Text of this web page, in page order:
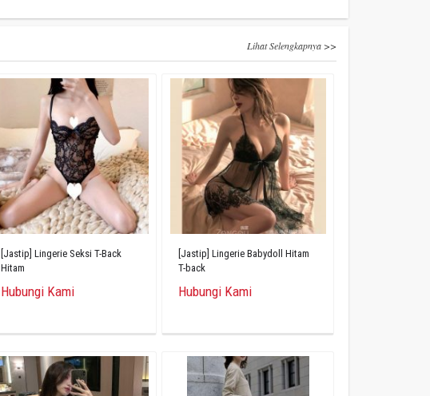
Lihat Selengkapnya >>
[Jastip] Lingerie Seksi T-Back
Hitam
Hubungi Kami
[Jastip] Lingerie Babydoll Hitam
T-back
Hubungi Kami